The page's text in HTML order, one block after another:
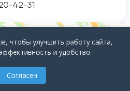
+
42-31
чтобы улучшить работу сайта,
и удобство.
Согласен